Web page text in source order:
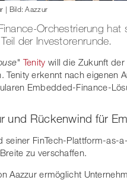
| Bild: Aazzur
Orchestrierung
der Investorenrunde.
Tenity will die Zukunft
Tenity erkennt nach eigenen
Embedded-Finance-
und Rückenwind für
seiner FinTech-Plattform-as-
zu verschaffen.
Aazzur ermöglicht